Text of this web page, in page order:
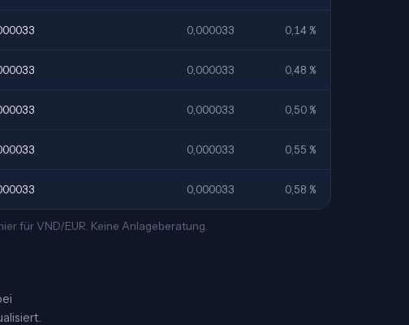
0,000033 0,14 %
0,000033 0,48 %
0,000033 0,50 %
0,000033 0,55 %
0,000033 0,58 %
für VND/EUR. Keine Anlageberatung.